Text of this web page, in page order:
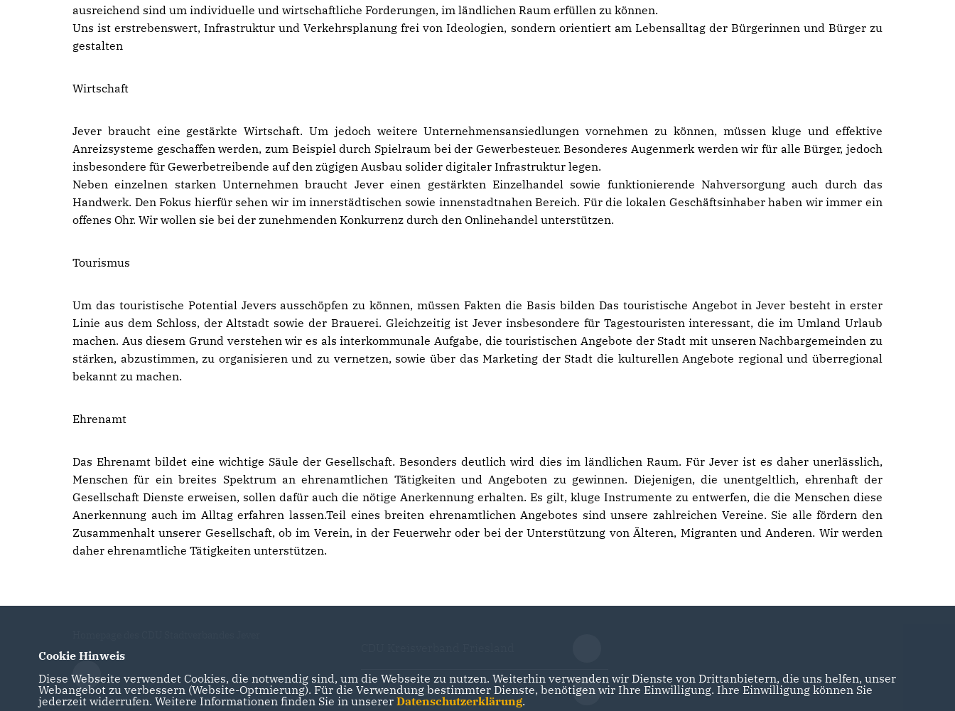
ausreichend sind um individuelle und wirtschaftliche Forderungen, im ländlichen Raum erfüllen zu können.
Uns ist erstrebenswert, Infrastruktur und Verkehrsplanung frei von Ideologien, sondern orientiert am Lebensalltag der Bürgerinnen und Bürger zu
gestalten
Wirtschaft
Jever braucht eine gestärkte Wirtschaft. Um jedoch weitere Unternehmensansiedlungen vornehmen zu können, müssen kluge und effektive
Anreizsysteme geschaffen werden, zum Beispiel durch Spielraum bei der Gewerbesteuer. Besonderes Augenmerk werden wir für alle Bürger, jedoch
insbesondere für Gewerbetreibende auf den zügigen Ausbau solider digitaler Infrastruktur legen.
Neben einzelnen starken Unternehmen braucht Jever einen gestärkten Einzelhandel sowie funktionierende Nahversorgung auch durch das
Handwerk. Den Fokus hierfür sehen wir im innerstädtischen sowie innenstadtnahen Bereich. Für die lokalen Geschäftsinhaber haben wir immer ein
offenes Ohr. Wir wollen sie bei der zunehmenden Konkurrenz durch den Onlinehandel unterstützen.
Tourismus
Um das touristische Potential Jevers ausschöpfen zu können, müssen Fakten die Basis bilden Das touristische Angebot in Jever besteht in erster
Linie aus dem Schloss, der Altstadt sowie der Brauerei. Gleichzeitig ist Jever insbesondere für Tagestouristen interessant, die im Umland Urlaub
machen. Aus diesem Grund verstehen wir es als interkommunale Aufgabe, die touristischen Angebote der Stadt mit unseren Nachbargemeinden zu
stärken, abzustimmen, zu organisieren und zu vernetzen, sowie über das Marketing der Stadt die kulturellen Angebote regional und überregional
bekannt zu machen.
Ehrenamt
Das Ehrenamt bildet eine wichtige Säule der Gesellschaft. Besonders deutlich wird dies im ländlichen Raum. Für Jever ist es daher unerlässlich,
Menschen für ein breites Spektrum an ehrenamtlichen Tätigkeiten und Angeboten zu gewinnen. Diejenigen, die unentgeltlich, ehrenhaft der
Gesellschaft Dienste erweisen, sollen dafür auch die nötige Anerkennung erhalten. Es gilt, kluge Instrumente zu entwerfen, die die Menschen diese
Anerkennung auch im Alltag erfahren lassen.Teil eines breiten ehrenamtlichen Angebotes sind unsere zahlreichen Vereine. Sie alle fördern den
Zusammenhalt unserer Gesellschaft, ob im Verein, in der Feuerwehr oder bei der Unterstützung von Älteren, Migranten und Anderen. Wir werden
daher ehrenamtliche Tätigkeiten unterstützen.
CDU Niedersachsen
Cookie Hinweis
Diese Webseite verwendet Cookies, die notwendig sind, um die Webseite zu nutzen. Weiterhin verwenden wir Dienste von Drittanbietern, die uns helfen, unser
Webangebot zu verbessern (Website-Optmierung). Für die Verwendung bestimmter Dienste, benötigen wir Ihre Einwilligung. Ihre Einwilligung können Sie
jederzeit widerrufen. Weitere Informationen finden Sie in unserer Datenschutzerklärung.